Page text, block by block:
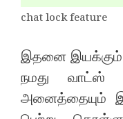
chat lock feature
இதனை இயக்கும்
நமது வாட்ஸ்
அனைத்தையும்